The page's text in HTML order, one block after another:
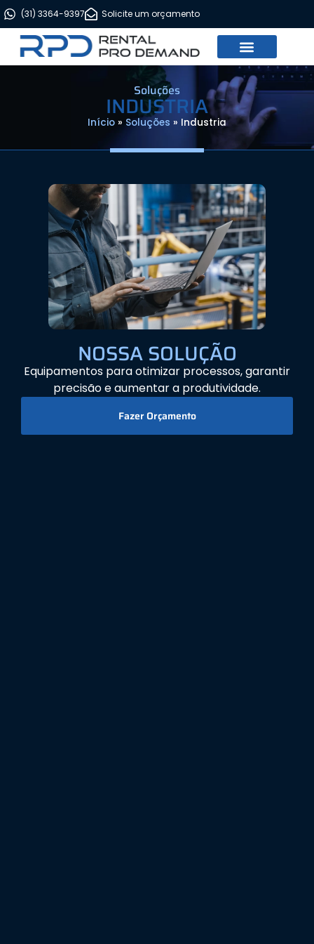
(31) 3364-9397 Solicite um orçamento
Soluções
INDUSTRIA
Início » Soluções » Industria
NOSSA SOLUÇÃO
Equipamentos para otimizar processos, garantir
precisão e aumentar a produtividade.
Fazer Orçamento